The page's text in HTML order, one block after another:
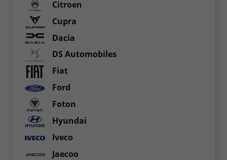
Citroen
Cupra
Dacia
DS Automobiles
Fiat
Ford
Foton
Hyundai
Iveco
Jaecoo